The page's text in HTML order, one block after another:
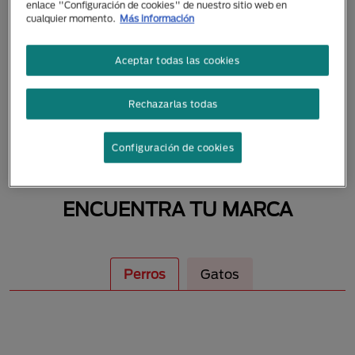
MASCOTAS
ENCUENTRA TU MARCA
Perros Gatos
enlace "Configuración de cookies" de nuestro sitio web en
cualquier momento.
Más información
Rechazarlas todas
Aceptar todas las cookies
Configuración de cookies